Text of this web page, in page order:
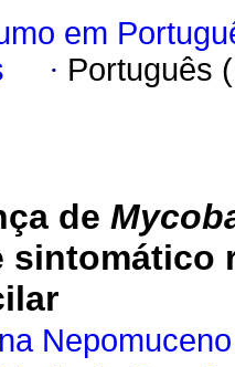
em
· Português
de
sintomático